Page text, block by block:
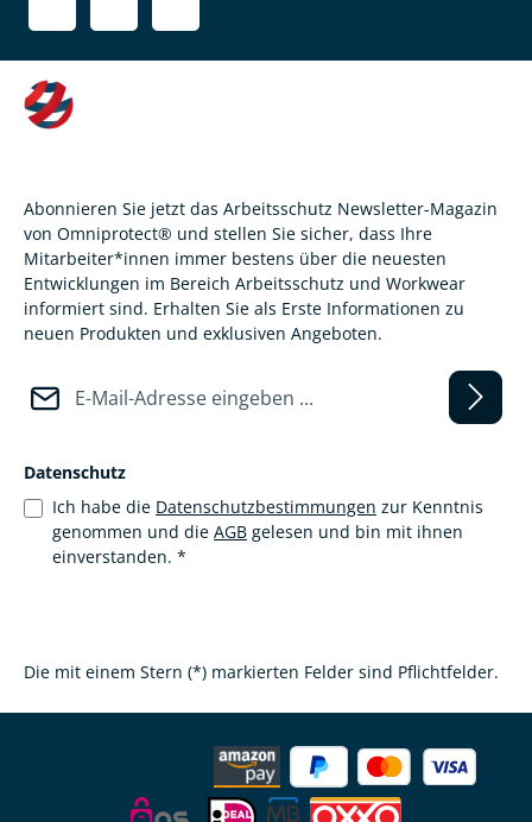
Abonnieren Sie jetzt das Arbeitsschutz Newsletter-Magazin
von Omniprotect® und stellen Sie sicher, dass Ihre
Mitarbeiter*innen immer bestens über die neuesten
Entwicklungen im Bereich Arbeitsschutz und Workwear
informiert sind. Erhalten Sie als Erste Informationen zu
neuen Produkten und exklusiven Angeboten.
Datenschutz
Ich habe die Datenschutzbestimmungen zur Kenntnis
genommen und die AGB gelesen und bin mit ihnen
einverstanden. *
Die mit einem Stern (*) markierten Felder sind Pflichtfelder.